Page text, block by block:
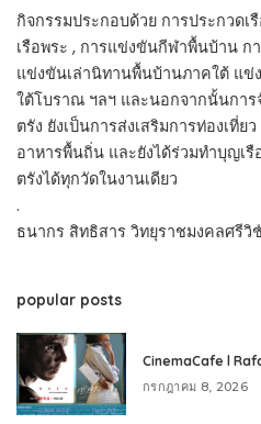
กิจกรรมประกอบด้วย การประกวด
เรือพระ , การแข่งขันกีฬาพื้นบ้าน ก
แข่งขันเล่านิทานพื้นบ้านภาคใต้ แ
ใต้โบราณ ฯลฯ และนอกจากนั้นกา
ตรัง ยังเป็นการส่งเสริมการท่องเที่ย
อาหารพื้นถิ่น และยังได้ร่วมทำบุญเรื
ตรังได้ทุกวัดในงานเดียว
.
ธนากร สิทธิสาร วิทยุราชมงคลศรีวิ
popular posts
CinemaCafe l
กรกฎาคม 8, 2026